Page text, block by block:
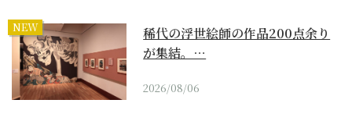
NEW
稀代の浮世絵師の作品200点余り
が集結。…
2026/08/06